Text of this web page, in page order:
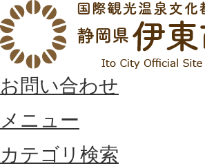
お問い合わせ
メニュー
カテゴリ検索